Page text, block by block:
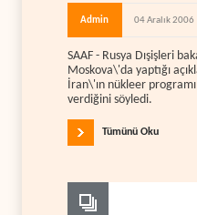
Admin 04 Aralık 2006
SAAF - Rusya Dışişleri
Moskova\'da yaptığı
İran\'ın nükleer
verdiğini söyledi.
Tümünü Oku